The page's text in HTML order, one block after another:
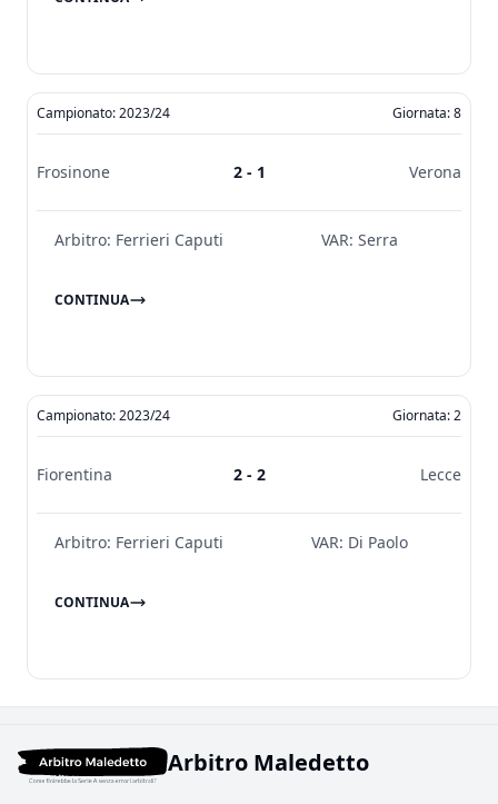
Campionato: 2023/24 Giornata: 8
Frosinone 2 - 1 Verona
Arbitro: Ferrieri Caputi VAR: Serra
CONTINUA
Campionato: 2023/24 Giornata: 2
Fiorentina 2 - 2 Lecce
Arbitro: Ferrieri Caputi VAR: Di Paolo
CONTINUA
Arbitro Maledetto